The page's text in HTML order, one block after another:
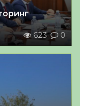
623 0